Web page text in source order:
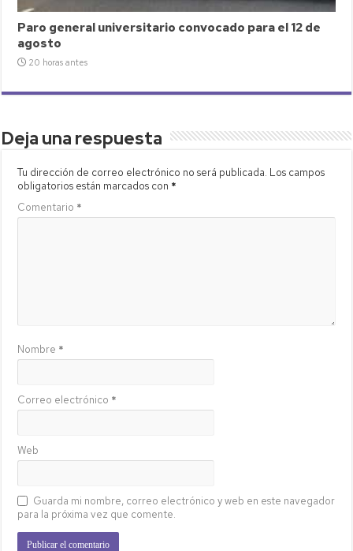
Paro general universitario convocado para el 12 de
agosto
20 horas antes
Deja una respuesta
Tu dirección de correo electrónico no será publicada. Los campos
obligatorios están marcados con *
Comentario *
Nombre *
Correo electrónico *
Web
Guarda mi nombre, correo electrónico y web en este navegador
para la próxima vez que comente.